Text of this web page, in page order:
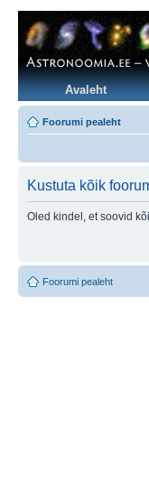
Avaleht
Foorumi pealeht
Kustuta kõik
Oled kindel, et soovid
Foorumi pealeht